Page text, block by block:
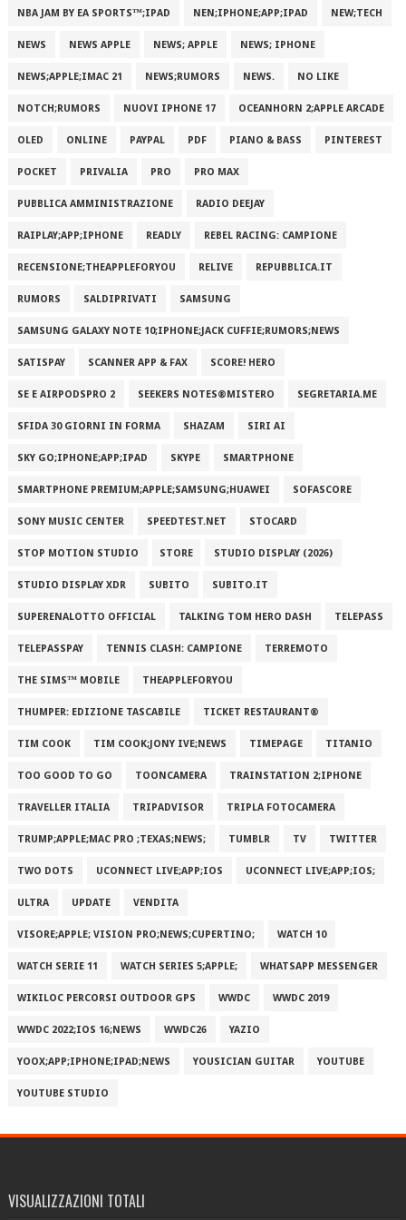
NBA JAM BY EA SPORTS™;IPAD NEN;IPHONE;APP;IPAD NEW;TECH
NEWS NEWS APPLE NEWS; APPLE NEWS; IPHONE
NEWS;APPLE;IMAC 21 NEWS;RUMORS NEWS. NO LIKE
NOTCH;RUMORS NUOVI IPHONE 17 OCEANHORN 2;APPLE ARCADE
OLED ONLINE PAYPAL PDF PIANO & BASS PINTEREST
POCKET PRIVALIA PRO PRO MAX
PUBBLICA AMMINISTRAZIONE RADIO DEEJAY
RAIPLAY;APP;IPHONE READLY REBEL RACING: CAMPIONE
RECENSIONE;THEAPPLEFORYOU RELIVE REPUBBLICA.IT
RUMORS SALDIPRIVATI SAMSUNG
SAMSUNG GALAXY NOTE 10;IPHONE;JACK CUFFIE;RUMORS;NEWS
SATISPAY SCANNER APP & FAX SCORE! HERO
SE E AIRPODSPRO 2 SEEKERS NOTES®MISTERO SEGRETARIA.ME
SFIDA 30 GIORNI IN FORMA SHAZAM SIRI AI
SKY GO;IPHONE;APP;IPAD SKYPE SMARTPHONE
SMARTPHONE PREMIUM;APPLE;SAMSUNG;HUAWEI SOFASCORE
SONY MUSIC CENTER SPEEDTEST.NET STOCARD
STOP MOTION STUDIO STORE STUDIO DISPLAY (2026)
STUDIO DISPLAY XDR SUBITO SUBITO.IT
SUPERENALOTTO OFFICIAL TALKING TOM HERO DASH TELEPASS
TELEPASSPAY TENNIS CLASH: CAMPIONE TERREMOTO
THE SIMS™ MOBILE THEAPPLEFORYOU
THUMPER: EDIZIONE TASCABILE TICKET RESTAURANT®
TIM COOK TIM COOK;JONY IVE;NEWS TIMEPAGE TITANIO
TOO GOOD TO GO TOONCAMERA TRAINSTATION 2;IPHONE
TRAVELLER ITALIA TRIPADVISOR TRIPLA FOTOCAMERA
TRUMP;APPLE;MAC PRO ;TEXAS;NEWS; TUMBLR TV TWITTER
TWO DOTS UCONNECT LIVE;APP;IOS UCONNECT LIVE;APP;IOS;
ULTRA UPDATE VENDITA
VISORE;APPLE; VISION PRO;NEWS;CUPERTINO; WATCH 10
WATCH SERIE 11 WATCH SERIES 5;APPLE; WHATSAPP MESSENGER
WIKILOC PERCORSI OUTDOOR GPS WWDC WWDC 2019
WWDC 2022;IOS 16;NEWS WWDC26 YAZIO
YOOX;APP;IPHONE;IPAD;NEWS YOUSICIAN GUITAR YOUTUBE
YOUTUBE STUDIO
VISUALIZZAZIONI TOTALI